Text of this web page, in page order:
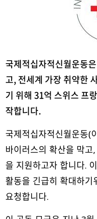
국제적십자적신월운동
고, 전세계 가장 취약한
기 위해 31억 스위스 프
작합니다.
국제적십자적신월운동(
바이러스의 확산을 막
을 지원하고자 합니다.
활동을 긴급히 확대하
요청합니다.